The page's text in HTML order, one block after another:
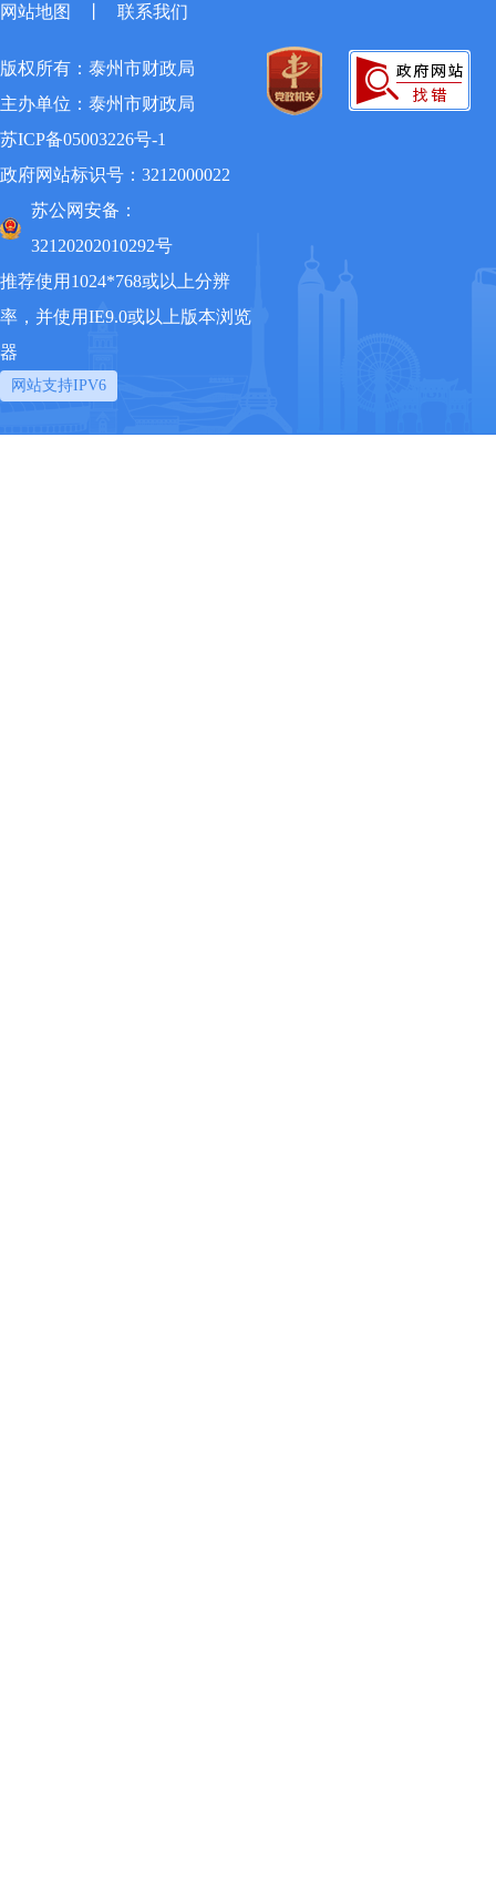
网站地图 联系我们
版权所有：泰州市财政局
主办单位：泰州市财政局
苏ICP备05003226号-1
政府网站标识号：3212000022
苏公网安备：
32120202010292号
推荐使用1024*768或以上分辨
率，并使用IE9.0或以上版本浏览
器
网站支持IPV6